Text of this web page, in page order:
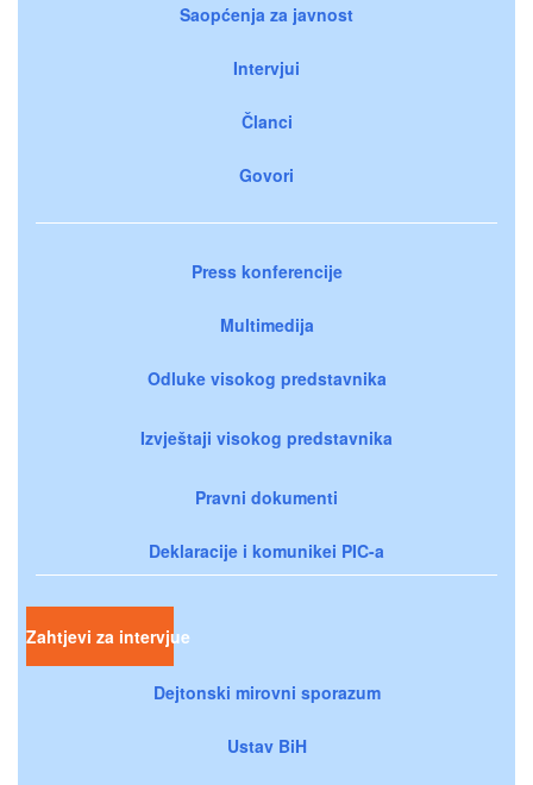
Saopćenja za javnost
Intervjui
Članci
Govori
Press konferencije
Multimedija
Odluke visokog predstavnika
Izvještaji visokog predstavnika
Pravni dokumenti
Deklaracije i komunikei PIC-a
Zahtjevi za intervjue
Dejtonski mirovni sporazum
Ustav BiH